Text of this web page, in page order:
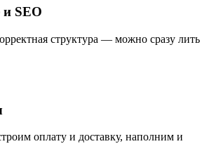
и SEO
структура — можно сразу лить
оплату и доставку, наполним и